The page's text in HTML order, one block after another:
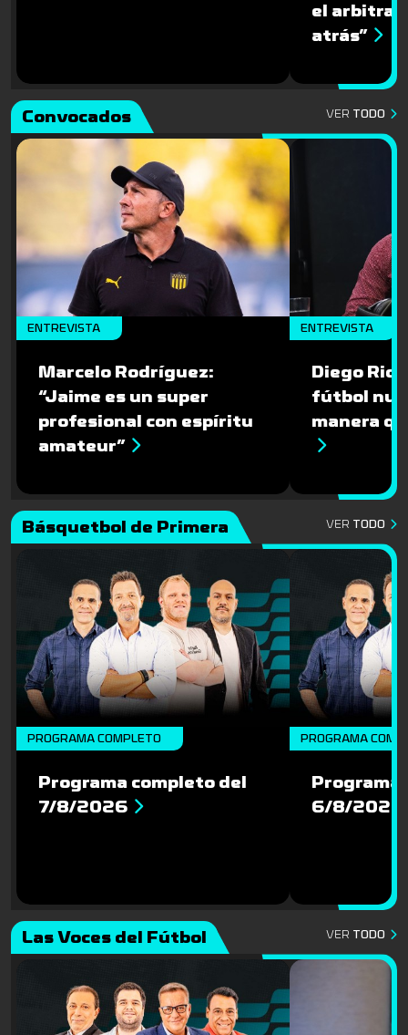
el
atrás”
Convocados VER TODO
ENTREVISTA
Marcelo Rodríguez:
“Jaime es un super
profesional con espíritu
amateur”
ENTREVISTA
Diego
fútbol
manera
Básquetbol de Primera VER TODO
PROGRAMA COMPLETO
Programa completo del
7/8/2026
PROGRAMA
Programa
6/8/2026
Las Voces del Fútbol VER TODO